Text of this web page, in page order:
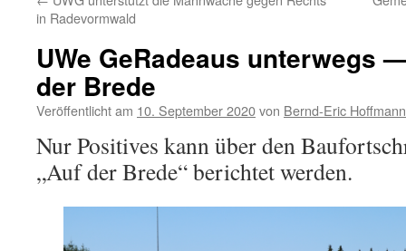
in Radevormwald
UWe GeRadeaus unterwegs
der Brede
Veröffentlicht am 10. September 2020von Bernd-Eric Hoffmann
Nur Positives kann über den
„Auf der Brede“ berichtet werden.